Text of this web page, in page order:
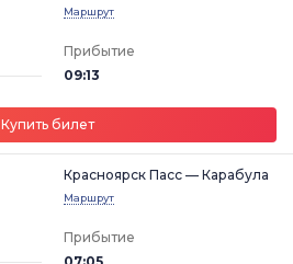
Маршрут
Прибытие
09:13
Купить билет
Красноярск Пасс — Карабула
Маршрут
Прибытие